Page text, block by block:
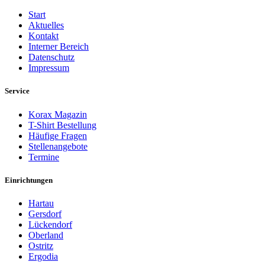
Start
Aktuelles
Kontakt
Interner Bereich
Datenschutz
Impressum
Service
Korax Magazin
T-Shirt Bestellung
Häufige Fragen
Stellenangebote
Termine
Einrichtungen
Hartau
Gersdorf
Lückendorf
Oberland
Ostritz
Ergodia